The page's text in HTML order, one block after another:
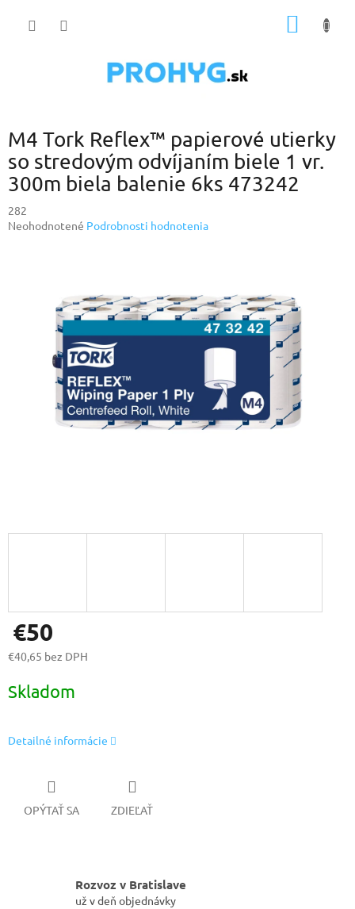
M4 Tork Reflex™ papierové utierky
so stredovým odvíjaním biele 1 vr.
300m biela balenie 6ks 473242
282
Priemerné
hviezdičiek.
Neohodnotené Podrobnosti hodnotenia
€50
€40,65 bez DPH
cena:
Skladom
Detailné informácie
OPÝTAŤ SA ZDIEĽAŤ
Rozvoz v Bratislave
už v deň objednávky